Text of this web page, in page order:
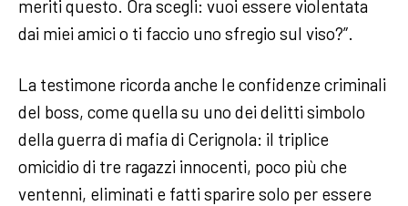
meriti questo. Ora scegli: vuoi essere violentata
dai miei amici o ti faccio uno sfregio sul viso?”.
La testimone ricorda anche le confidenze criminali
del boss, come quella su uno dei delitti simbolo
della guerra di mafia di Cerignola: il triplice
omicidio di tre ragazzi innocenti, poco più che
ventenni, eliminati e fatti sparire solo per essere